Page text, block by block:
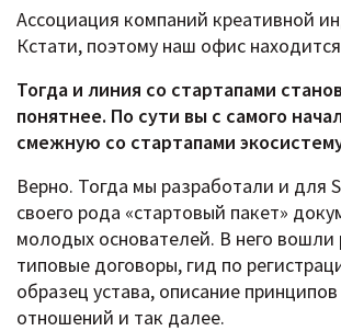
Ассоциация компаний креативной
Кстати, поэтому наш офис
Тогда и линия со стартапами
понятнее. По сути вы с самого
смежную со стартапами
Верно. Тогда мы разработали и для
своего рода «стартовый пакет»
молодых основателей. В него вошли
типовые договоры, гид по
образец устава, описание
отношений и так далее.